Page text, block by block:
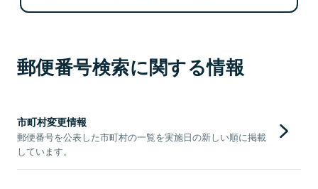
郵便番号検索に関する情報
市町村変更情報
郵便番号を公表した市町村の一覧を実施日の新しい順に掲載
しています。